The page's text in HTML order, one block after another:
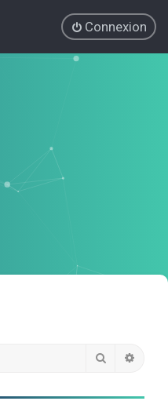
Connexion
Rechercher